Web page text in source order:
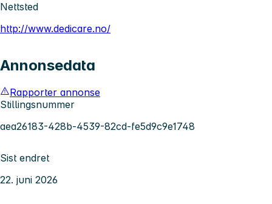
Nettsted
http://www.dedicare.no/
Annonsedata
Rapporter annonse
Stillingsnummer
aea26183-428b-4539-82cd-fe5d9c9e1748
Sist endret
22. juni 2026